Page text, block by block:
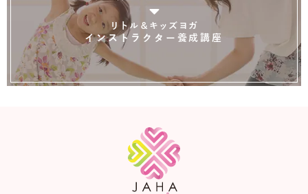
リトル＆キッズヨガ
インストラクター養成講座